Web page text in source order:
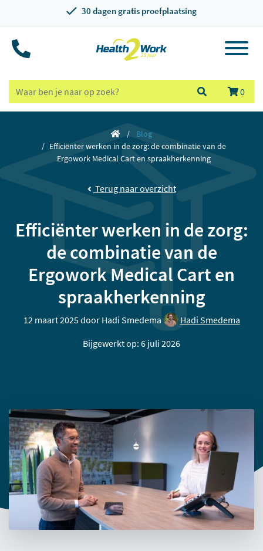
30 dagen gratis proefplaatsing
0
Blog
Efficiënter werken in de zorg: de combinatie van de
Ergowork Medical Cart en spraakherkenning
Terug naar overzicht
Efficiënter werken in de zorg:
de combinatie van de
Ergowork Medical Cart en
spraakherkenning
12 maart 2025 door Hadi Smedema
Hadi Smedema
Bijgewerkt op: 6 juli 2026